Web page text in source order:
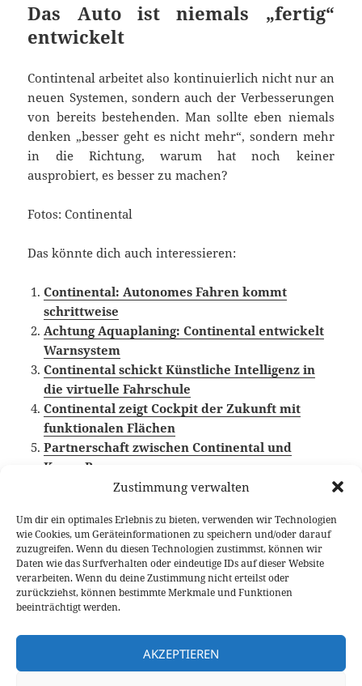
Zustimmung verwalten
Um dir ein optimales Erlebnis zu bieten, verwenden wir Technologien
wie Cookies, um Geräteinformationen zu speichern und/oder darauf
zuzugreifen. Wenn du diesen Technologien zustimmst, können wir
Daten wie das Surfverhalten oder eindeutige IDs auf dieser Website
verarbeiten. Wenn du deine Zustimmung nicht erteilst oder
zurückziehst, können bestimmte Merkmale und Funktionen
beeinträchtigt werden.
AKZEPTIEREN
Das Auto ist niemals „fertig“
entwickelt
Contintenal arbeitet also kontinuierlich nicht nur an
neuen Systemen, sondern auch der Verbesserungen
von bereits bestehenden. Man sollte eben niemals
denken „besser geht es nicht mehr“, sondern mehr
in die Richtung, warum hat noch keiner
ausprobiert, es besser zu machen?
Fotos: Continental
Das könnte dich auch interessieren:
Continental: Autonomes Fahren kommt
schrittweise
Achtung Aquaplaning: Continental entwickelt
Warnsystem
Continental schickt Künstliche Intelligenz in
die virtuelle Fahrschule
Continental zeigt Cockpit der Zukunft mit
funktionalen Flächen
Partnerschaft zwischen Continental und
Knorr-Bremse
Veröffentlicht
am
14. März 2018 Autor
Fabian Meßner Kategorien
News
Schlagwörter
Automobiltechnik,Autonomes Fahren,Continental
Beitragsnavigation
VORHERIGER
Beitrag:
4-Zylinder-Sportwagen: Jaguar F-Type
P300 Test